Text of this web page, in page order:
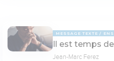
MESSAGE TEXTE
Il est temps
Jean-Marc Ferez